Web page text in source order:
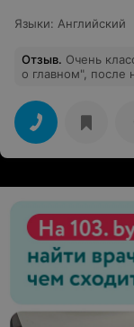
Языки: Английский
Отзыв. Очень
о главном", после
дальнейшие